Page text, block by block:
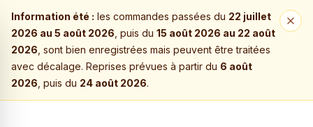
Information été : les commandes passées du 22 juillet
2026 au 5 août 2026 , puis du 15 août 2026 au 22 août
2026 , sont bien enregistrées mais peuvent être traitées
avec décalage. Reprises prévues à partir du 6 août
2026 , puis du 24 août 2026.